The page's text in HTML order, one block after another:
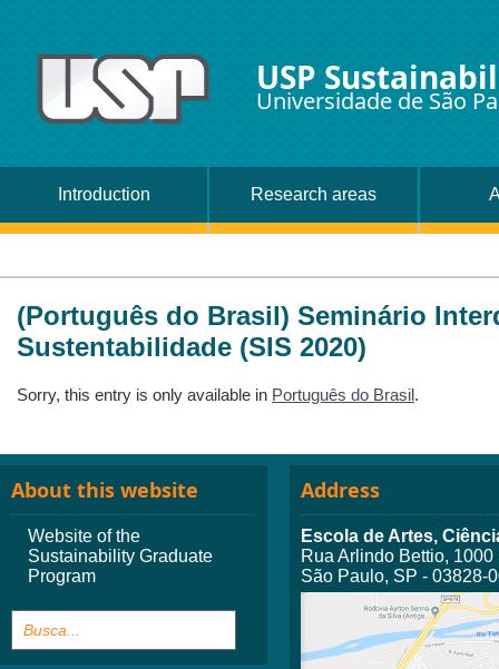
USP
Universidade de São
Introduction Research areas
(Português do Brasil) Seminário
Sustentabilidade (SIS 2020)
Sorry, this entry is only available in Português do Brasil.
About this website
Website of the
Sustainability Graduate
Program
Address
Escola de Artes,
Rua Arlindo Bettio, 1000
São Paulo, SP - 03828-